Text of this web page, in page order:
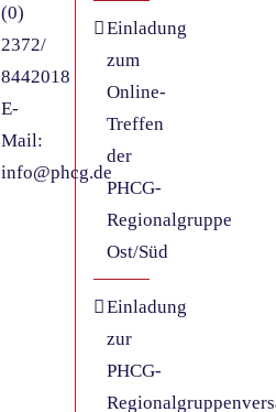
(0)
2372/
8442018
E-
Mail:
info@phcg.de
Einladung
zum
Online-
Treffen
der
PHCG-
Regionalgruppe
Ost/Süd
Einladung
zur
PHCG-